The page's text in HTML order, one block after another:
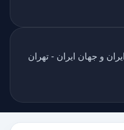
و جهان ایران - تهران